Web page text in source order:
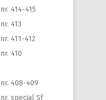
414-415
413
411-412
410
408-409
special Sf